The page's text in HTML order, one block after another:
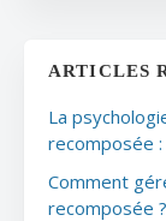
ARTICLES
La
recomposée
Comment
recomposée ?